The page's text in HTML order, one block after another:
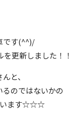
です(^^)/
更新しました！
と、
のではないかの
います☆☆☆